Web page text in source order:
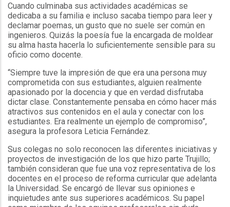
Cuando culminaba sus actividades académicas se
dedicaba a su familia e incluso sacaba tiempo para leer y
declamar poemas, un gusto que no suele ser común en
ingenieros. Quizás la poesía fue la encargada de moldear
su alma hasta hacerla lo suficientemente sensible para su
oficio como docente.
“Siempre tuve la impresión de que era una persona muy
comprometida con sus estudiantes, alguien realmente
apasionado por la docencia y que en verdad disfrutaba
dictar clase. Constantemente pensaba en cómo hacer más
atractivos sus contenidos en el aula y conectar con los
estudiantes. Era realmente un ejemplo de compromiso”,
asegura la profesora Leticia Fernández.
Sus colegas no solo reconocen las diferentes iniciativas y
proyectos de investigación de los que hizo parte Trujillo;
también consideran que fue una voz representativa de los
docentes en el proceso de reforma curricular que adelanta
la Universidad. Se encargó de llevar sus opiniones e
inquietudes ante sus superiores académicos. Su papel